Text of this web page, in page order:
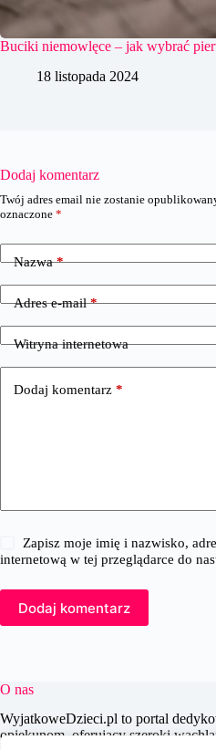
Buciki niemowlęce – jak wybrać
18 listopada 2024
Dodaj komentarz
Twój adres email nie zostanie
oznaczone *
Nazwa*
Adres e-mail*
Witryna internetowa
Dodaj komentarz *
Zapisz moje imię i nazwisko,
internetową w tej przeglądarce do
Dodaj komentarz
O nas
WyjatkoweDzieci.pl to portal
opiekunom, oferujący szeroki